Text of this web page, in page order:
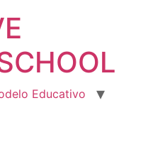
Educativo